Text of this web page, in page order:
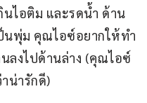
นไอติม และรดน้ำ ด้าน
นพุ่ม คุณไอซ์อยากให้ทำ
ลงไปด้านล่าง (คุณไอซ์
น่ารักดี)